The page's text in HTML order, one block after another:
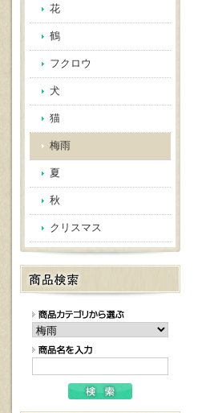
花
鶴
フクロウ
犬
猫
梅雨
夏
秋
クリスマス